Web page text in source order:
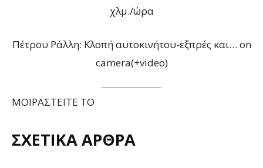
χλμ./ώρα
Πέτρου Ράλλη: Κλοπή αυτοκινήτου-εξπρές και… on
camera(+video)
ΜΟΙΡΑΣΤΕΙΤΕ ΤΟ
ΣΧΕΤΙΚΑ ΑΡΘΡΑ